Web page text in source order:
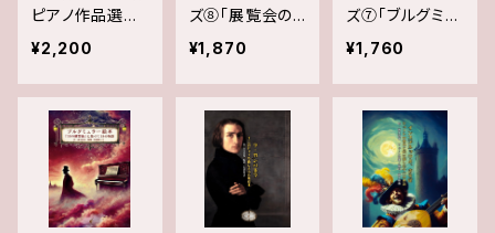
ンションに向け
ピアノ作品選集:
~日本のピアノ
曲を弾き継ぐピ
アニスト・杉浦
菜々子監修シリ
ーズ～
¥2,200
ズ⑧「展覧会の
絵: ムソルグスキ
ーの音楽に基づ
く音楽絵本」
¥1,870
ズ⑦「ブルグミュ
ラー絵本: 『12の
練習曲』に基づく
12の物語」
¥1,760